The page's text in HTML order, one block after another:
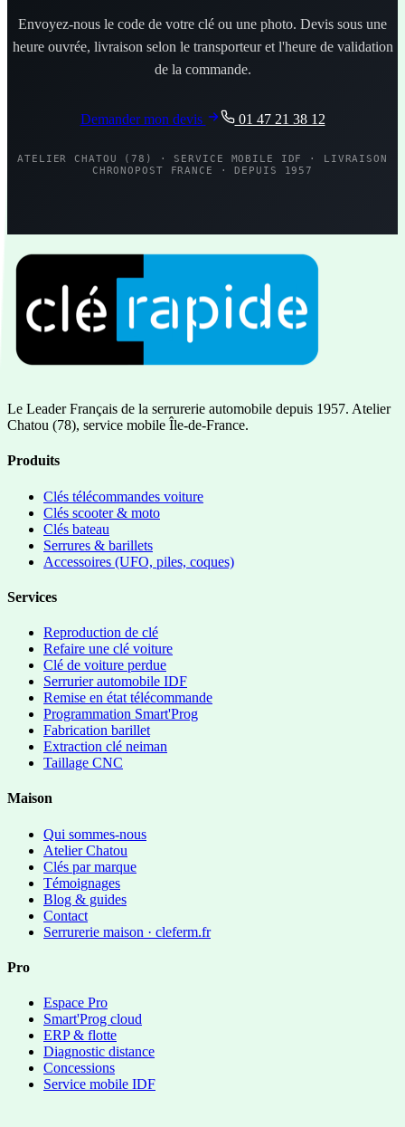
Envoyez-nous le code de votre clé ou une photo. Devis sous une
heure ouvrée, livraison selon le transporteur et l'heure de validation
de la commande.
Demander mon devis 01 47 21 38 12
ATELIER CHATOU (78) · SERVICE MOBILE IDF · LIVRAISON
CHRONOPOST FRANCE · DEPUIS 1957
Le Leader Français de la serrurerie automobile depuis 1957. Atelier
Chatou (78), service mobile Île-de-France.
Produits
Clés télécommandes voiture
Clés scooter & moto
Clés bateau
Serrures & barillets
Accessoires (UFO, piles, coques)
Services
Reproduction de clé
Refaire une clé voiture
Clé de voiture perdue
Serrurier automobile IDF
Remise en état télécommande
Programmation Smart'Prog
Fabrication barillet
Extraction clé neiman
Taillage CNC
Maison
Qui sommes-nous
Atelier Chatou
Clés par marque
Témoignages
Blog & guides
Contact
Serrurerie maison · cleferm.fr
Pro
Espace Pro
Smart'Prog cloud
ERP & flotte
Diagnostic distance
Concessions
Service mobile IDF